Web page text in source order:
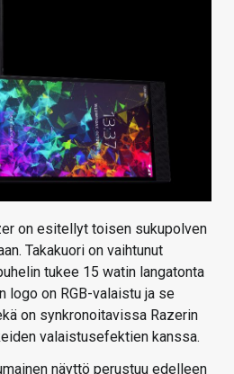
on esitellyt toisen sukupolven
Takakuori on vaihtunut
tukee 15 watin langatonta
logo on RGB-valaistu ja se
on synkronoitavissa Razerin
valaistusefektien kanssa.
näyttö perustuu edelleen